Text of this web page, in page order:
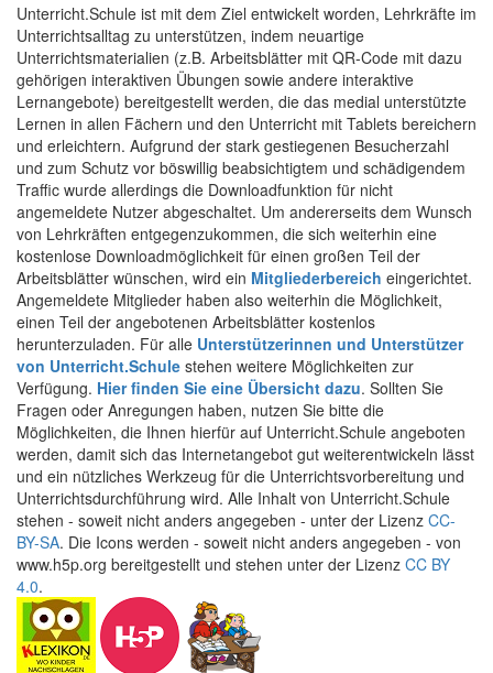
Unterricht.Schule ist mit dem Ziel entwickelt worden, Lehrkräfte im
Unterrichtsalltag zu unterstützen, indem neuartige
Unterrichtsmaterialien (z.B. Arbeitsblätter mit QR-Code mit dazu
gehörigen interaktiven Übungen sowie andere interaktive
Lernangebote) bereitgestellt werden, die das medial unterstützte
Lernen in allen Fächern und den Unterricht mit Tablets bereichern
und erleichtern. Aufgrund der stark gestiegenen Besucherzahl
und zum Schutz vor böswillig beabsichtigtem und schädigendem
Traffic wurde allerdings die Downloadfunktion für nicht
angemeldete Nutzer abgeschaltet. Um andererseits dem Wunsch
von Lehrkräften entgegenzukommen, die sich weiterhin eine
kostenlose Downloadmöglichkeit für einen großen Teil der
Arbeitsblätter wünschen, wird ein Mitgliederbereich eingerichtet.
Angemeldete Mitglieder haben also weiterhin die Möglichkeit,
einen Teil der angebotenen Arbeitsblätter kostenlos
herunterzuladen. Für alle Unterstützerinnen und Unterstützer
von Unterricht.Schule stehen weitere Möglichkeiten zur
Verfügung. Hier finden Sie eine Übersicht dazu. Sollten Sie
Fragen oder Anregungen haben, nutzen Sie bitte die
Möglichkeiten, die Ihnen hierfür auf Unterricht.Schule angeboten
werden, damit sich das Internetangebot gut weiterentwickeln lässt
und ein nützliches Werkzeug für die Unterrichtsvorbereitung und
Unterrichtsdurchführung wird. Alle Inhalt von Unterricht.Schule
stehen - soweit nicht anders angegeben - unter der Lizenz CC-
BY-SA. Die Icons werden - soweit nicht anders angegeben - von
www.h5p.org bereitgestellt und stehen unter der Lizenz CC BY
4.0.